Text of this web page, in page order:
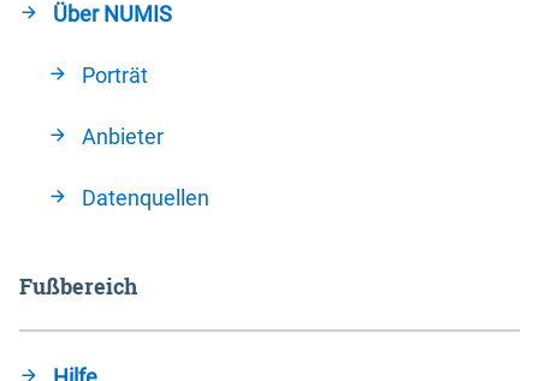
Über NUMIS
Porträt
Anbieter
Datenquellen
Fußbereich